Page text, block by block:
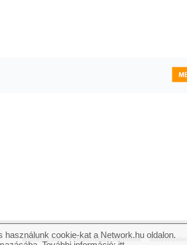
Impresszum Felhasználási feltételek Adatvédelem
cookie-kat a Network.hu oldalon.